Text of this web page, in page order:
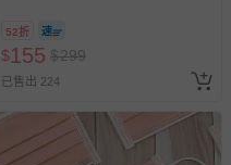
52折
$155 $299
已售出 224